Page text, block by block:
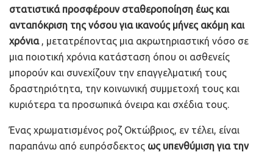
στατιστικά προσφέρουν σταθεροποίηση έως και
ανταπόκριση της νόσου για ικανούς μήνες ακόμη και
χρόνια, μετατρέποντας μια ακρωτηριαστική νόσο σε
μια ποιοτική χρόνια κατάσταση όπου οι ασθενείς
μπορούν και συνεχίζουν την επαγγελματική τους
δραστηριότητα, την κοινωνική συμμετοχή τους και
κυριότερα τα προσωπικά όνειρα και σχέδια τους.
Ένας χρωματισμένος ροζ Οκτώβριος, εν τέλει, είναι
παραπάνω από ευπρόσδεκτος ως υπενθύμιση για την